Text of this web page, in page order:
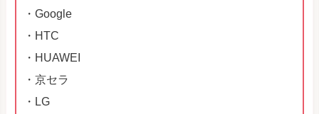
・Google
・HTC
・HUAWEI
・京セラ
・LG